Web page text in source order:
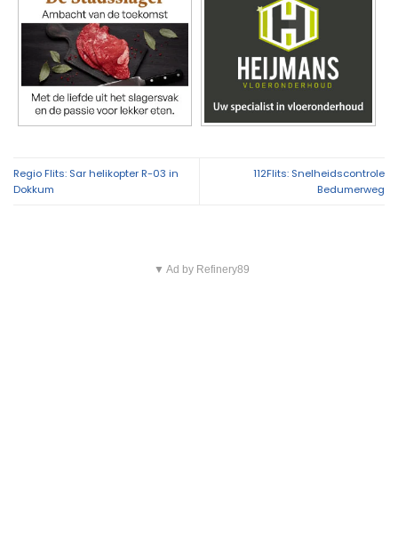
Regio Flits: Sar helikopter R-03 in
Dokkum
112Flits: Snelheidscontrole
Bedumerweg
▼ Ad by Refinery89